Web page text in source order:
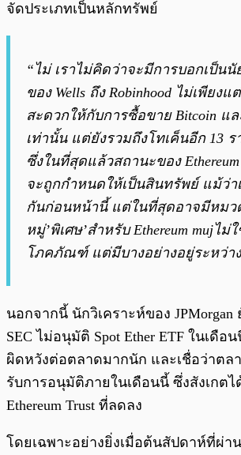
จัดประเภทเป็นหลักทรัพย์
“ไม่ เราไม่คิดว่าจะมีการบอกเป็นนั
ของ Wells ถึง Robinhood ไม่เพียง
สะดวกให้กับการซื้อขาย Bitcoin แล
เท่านั้น แต่ยังรวมถึงโทเค็นอีก 13 ร
ซึ่งในที่สุดแล้วสถานะของ
จะถูกกำหนดให้เป็นสินทรัพย์ แม้ว่า
กันก่อนหน้านี้ แต่ในที่สุดอาจมีหมว
หมู่’พิเศษ’สำหรับ Ethereum mujไม่
โภคภัณฑ์ แต่มีบางอย่างอยู่ระหว่า
นอกจากนี้ นักวิเคราะห์ของ JPMorgan
SEC ไม่อนุมัติ Spot Ether ETF ในเดือ
ผิดหวังต่อตลาดมากนัก และเชื่อว่าตล
รับการอนุมัติภายในเดือนนี้ ซึ่งสังเกตไ
Ethereum Trust ที่ลดลง
โดยเฉพาะอย่างยิ่งเมื่อต้นสัปดาห์ที่ผ่าน